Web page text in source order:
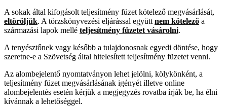
A sokak által kifogásolt teljesítmény füzet kötelező megvásárlását,
eltöröljük. A törzskönyvezési eljárással együtt nem kötelező a
származási lapok mellé teljesítmény füzetet vásárolni.
A tenyésztőnek vagy később a tulajdonosnak egyedi döntése, hogy
szeretne-e a Szövetség által hitelesített teljesítmény füzetet venni.
Az alombejelentő nyomtatványon lehet jelölni, kölykönként, a
teljesítmény füzet megvásárlásának igényét illetve online
alombejelentés esetén kérjük a megjegyzés rovatba írják be, ha élni
kívánnak a lehetőséggel.